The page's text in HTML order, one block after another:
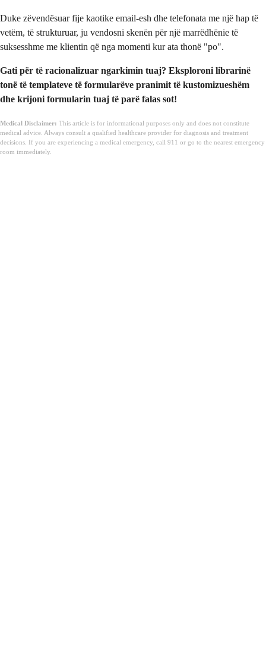
Duke zëvendësuar fije kaotike email-esh dhe telefonata me një hap të
vetëm, të strukturuar, ju vendosni skenën për një marrëdhënie të
suksesshme me klientin që nga momenti kur ata thonë "po".
Gati për të racionalizuar ngarkimin tuaj? Eksploroni librarinë
tonë të templateve të formularëve pranimit të kustomizueshëm
dhe krijoni formularin tuaj të parë falas sot!
Medical Disclaimer: This article is for informational purposes only and does not constitute
medical advice. Always consult a qualified healthcare provider for diagnosis and treatment
decisions. If you are experiencing a medical emergency, call 911 or go to the nearest emergency
room immediately.